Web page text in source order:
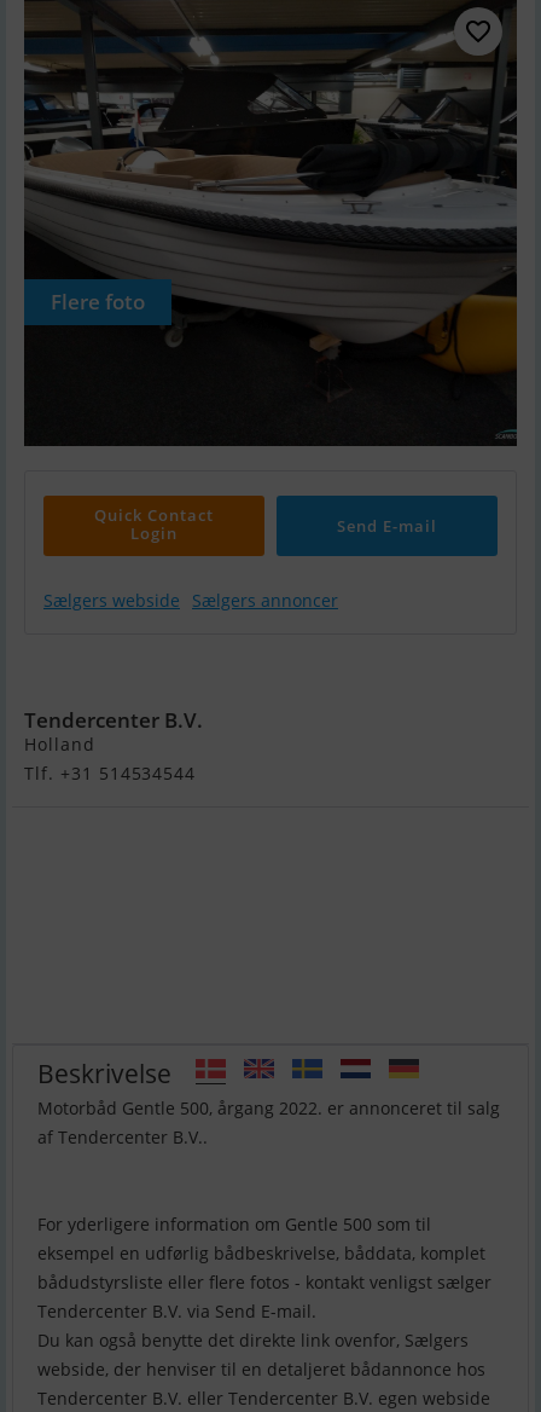
Flere foto
Quick Contact
Login
Send E-mail
Sælgers webside Sælgers annoncer
Tendercenter B.V.
Holland
Tlf. +31 514534544
Beskrivelse
Motorbåd Gentle 500, årgang 2022. er annonceret til salg
af Tendercenter B.V..
For yderligere information om Gentle 500 som til
eksempel en udførlig bådbeskrivelse, båddata, komplet
bådudstyrsliste eller flere fotos - kontakt venligst sælger
Tendercenter B.V. via Send E-mail.
Du kan også benytte det direkte link ovenfor, Sælgers
webside, der henviser til en detaljeret bådannonce hos
Tendercenter B.V. eller Tendercenter B.V. egen webside